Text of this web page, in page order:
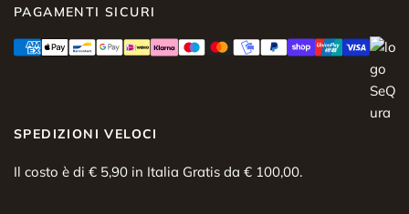
PAGAMENTI SICURI
SPEDIZIONI VELOCI
Il costo è di € 5,90 in Italia Gratis da € 100,00.